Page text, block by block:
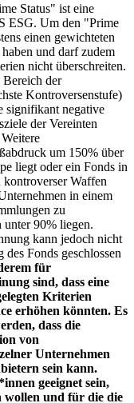
Status" ist eine
ESG. Um den "Prime
einen gewichteten
und darf zudem
nicht überschreiten.
der
Kontroversenstufe)
signifikant negative
der Vereinten
um 150% über
liegt oder ein Fonds in
Waffen
in einem
zu
unter 90% liegen.
kann jedoch nicht
Fonds geschlossen
für
sind, dass eine
Kriterien
erhöhen könnten. Es
dass die
von
Unternehmen
sein kann.
geeignet sein,
wollen und für die die